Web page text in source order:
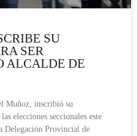
SU
SER
ALCALDE DE
Muñoz, inscribió su
elecciones seccionales este
Delegación Provincial de